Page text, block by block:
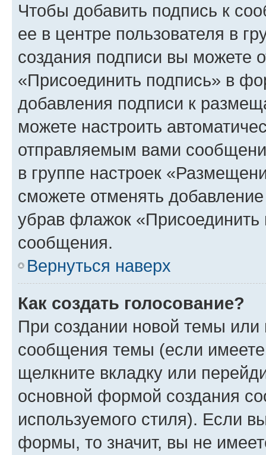
Чтобы добавить подпись к
ее в центре пользователя в
создания подписи вы можете
«Присоединить подпись» в
добавления подписи к
можете настроить
отправляемым вами
в группе настроек
сможете отменять
убрав флажок
сообщения.
Вернуться наверх
Как создать голосование?
При создании новой темы или
сообщения темы (если
щелкните вкладку или
основной формой создания
используемого стиля). Если
формы, то значит, вы не